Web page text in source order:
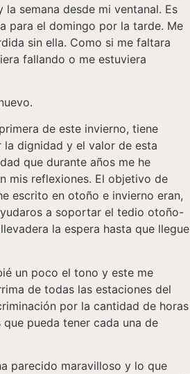
semana desde mi ventanal. Es
para el domingo por la tarde. Me
sin ella. Como si me faltara
fallando o me estuviera
de este invierno, tiene
dignidad y el valor de esta
que durante años me he
mis reflexiones. El objetivo de
escrito en otoño e invierno eran,
a soportar el tedio otoño-
la espera hasta que llegue
un poco el tono y este me
de todas las estaciones del
por la cantidad de horas
pueda tener cada una de
parecido maravilloso y lo que